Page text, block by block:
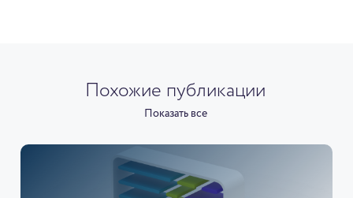
Похожие публикации
Показать все